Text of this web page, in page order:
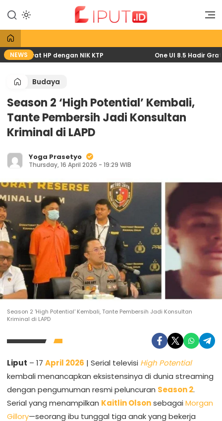
konten
Liput
Liputan Digital
NEWS
lewat HP dengan NIK KTP One UI 8.5 Hadir Gratis:
Budaya
Season 2 ‘High Potential’ Kembali,
Tante Pembersih Jadi Konsultan
Kriminal di LAPD
Yoga Prasetyo
Thursday, 16 April 2026 - 19:29 WIB
Season 2 'High Potential' Kembali, Tante Pembersih Jadi Konsultan
Kriminal di LAPD
Liput – 17 April 2026 | Serial televisi High Potential
kembali menancapkan eksistensinya di dunia streaming
dengan pengumuman resmi peluncuran Season 2.
Serial yang menampilkan Kaitlin Olsonsebagai Morgan
Gillory—seorang ibu tunggal tiga anak yang bekerja